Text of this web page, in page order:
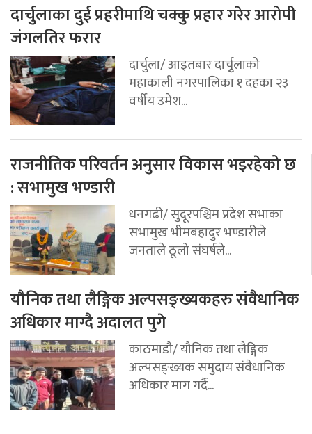
दार्चुलाका दुई प्रहरीमाथि चक्कु प्रहार गरेर आरोपी
जंगलतिर फरार
दार्चुला/ आइतबार दार्चुृलाको
महाकाली नगरपालिका १ दहका २३
वर्षीय उमेश...
राजनीतिक परिवर्तन अनुसार विकास भइरहेको छ
: सभामुख भण्डारी
धनगढी/ सुदूरपश्चिम प्रदेश सभाका
सभामुख भीमबहादुर भण्डारीले
जनताले ठूलो संघर्षले...
यौनिक तथा लैङ्गिक अल्पसङ्ख्यकहरु संवैधानिक
अधिकार माग्दै अदालत पुगे
काठमाडौ/ यौनिक तथा लैङ्गिक
अल्पसङ्ख्यक समुदाय संवैधानिक
अधिकार माग गर्दै...